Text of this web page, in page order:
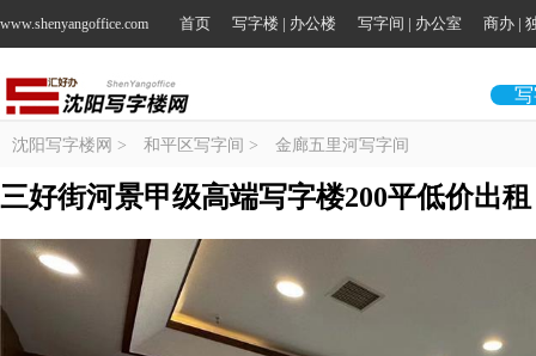
www.shenyangoffice.com 首页 写字楼 | 办公楼 写字间 | 办公室 商办 |
沈阳写字楼网 > 和平区写字间 > 金廊五里河写字间
三好街河景甲级高端写字楼200平低价出租